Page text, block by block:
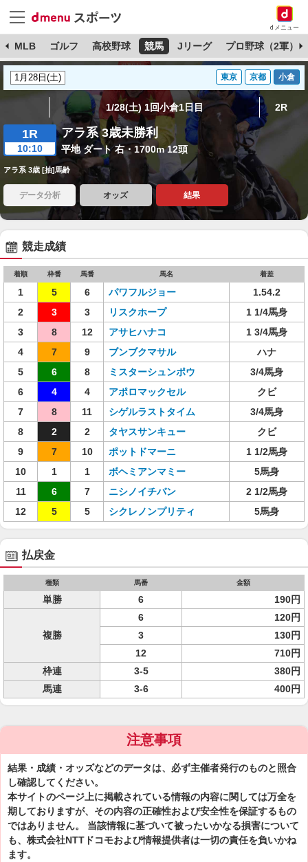
dメニュー
MLB ゴルフ 高校野球 競馬 Jリーグ プロ野球（2軍）
東京 京都 小倉
1/28(土) 1回小倉1日目 2R
1R
10:10
アラ系 3歳未勝利
平地 ダート 右・1700m 12頭
アラ系 3歳 [抽]馬齢
データ分析 オッズ 結果
競走成績
着順 枠番 馬番 馬名 着差
1 5 6 パワフルジョー
1.54.2
2
3 3 リスクホープ
1 1/4馬身
3
8 12 アサヒハナコ
1 3/4馬身
4
7 9 ブンブクマサル
ハナ
5
6 8 ミスターシュンポウ
3/4馬身
6
4 4 アポロマックセル
クビ
7
8 11 シゲルラストタイム
3/4馬身
8
2 2 タヤスサンキュー
クビ
9
7 10 ポットドマーニ
1 1/2馬身
10
1 1 ボヘミアンマミー
5馬身
11
6 7 ニシノイチバン
2 1/2馬身
12
5 5 シクレノンプリティ 5馬身
払戻金
種類 馬番 金額
単勝 6 190円
複勝
6
120円
3
130円
12
710円
枠連
3-5
380円
馬連
3-6 400円
注意事項
結果・成績・オッズなどのデータは、必ず主催者発行のものと照合
し確認してください。
本サイトのページ上に掲載されている情報の内容に関しては万全を
期しておりますが、その内容の正確性および安全性を保証するもの
ではありません。 当該情報に基づいて被ったいかなる損害について
も、株式会社NTTドコモおよび情報提供者は一切の責任を負いかね
ます。